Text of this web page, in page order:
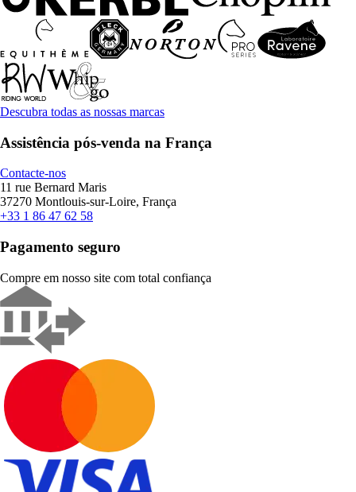
Descubra todas as nossas marcas
Assistência pós-venda na França
Contacte-nos
11 rue Bernard Maris
37270 Montlouis-sur-Loire, França
+33 1 86 47 62 58
Pagamento seguro
Compre em nosso site com total confiança